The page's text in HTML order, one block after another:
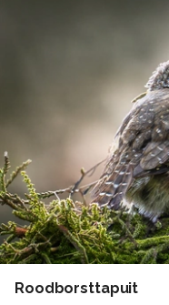
Roodborsttapuit